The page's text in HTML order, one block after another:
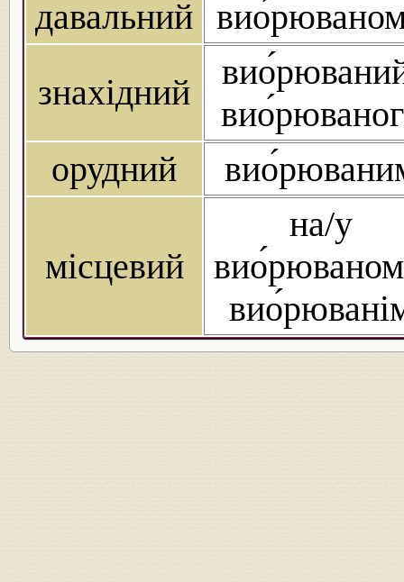
давальний
знахідний
орудний
місцевий
на/у